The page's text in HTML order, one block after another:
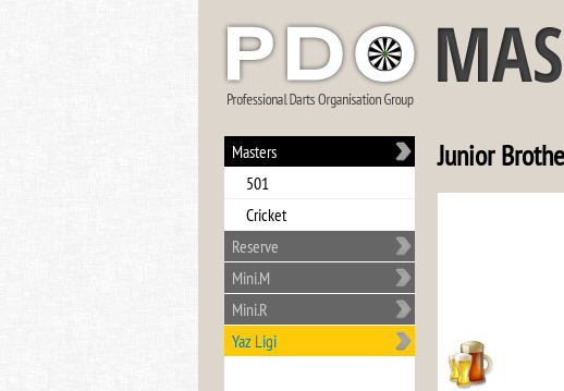
Masters
501
Cricket
Reserve
Mini.M
Mini.R
Yaz Ligi
Junior